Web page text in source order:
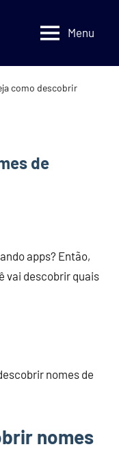
Veja
Tech
Menu
como descobrir
de
apps? Então,
vai descobrir quais
nomes de
nomes